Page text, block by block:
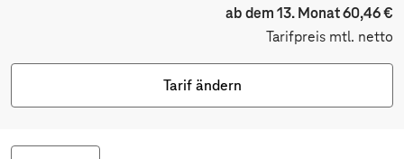
ab dem 13. Monat 60,46 €
Tarifpreis mtl. netto
Tarif ändern